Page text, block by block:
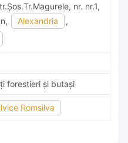
nr. nr.1,
Alexandria
,
forestieri și butași
Romsilva